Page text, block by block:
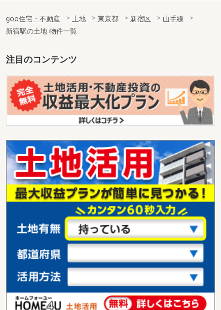
goo住宅・不動産 土地 東京都 新宿区
山手線
新宿駅の土地 物件一覧
注目のコンテンツ